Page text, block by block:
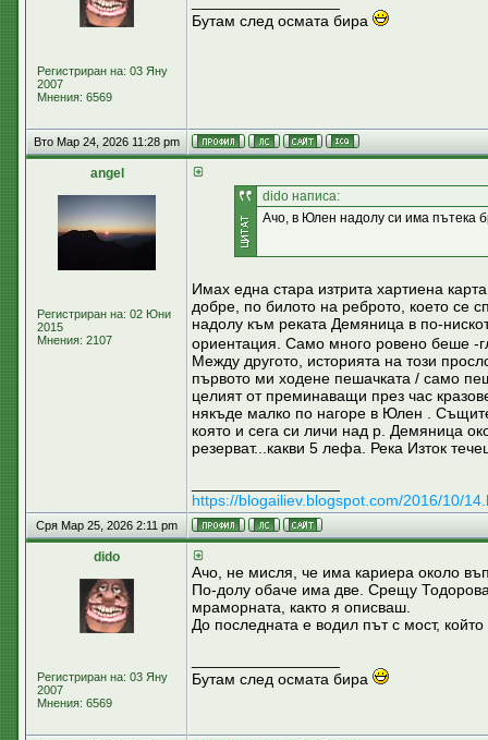
Регистриран на: 03 Яну
2007
Мнения: 6569
Бутам след осмата бира
Вто Мар 24, 2026 11:28 pm
аngel
Регистриран на: 02 Юни
2015
Мнения: 2107
dido написа:
Ачо, в Юлен надолу си има пътека
Имах една стара изтрита хартиена
добре, по билото на реброто, което се
надолу към реката Демяница в по-
ориентация. Само много ровено беше -
Между другото, историята на този
първото ми ходене пешачката / само
целият от преминаващи през час
някъде малко по нагоре в Юлен .
която и сега си личи над р. Демяница
резерват...какви 5 лефа. Река Изток
https://blogailiev.blogspot.com/2016/10/
Сря Мар 25, 2026 2:11 pm
dido
Регистриран на: 03 Яну
2007
Мнения: 6569
Ачо, не мисля, че има кариера около
По-долу обаче има две. Срещу
мраморната, както я описваш.
До последната е водил път с мост,
Бутам след осмата бира